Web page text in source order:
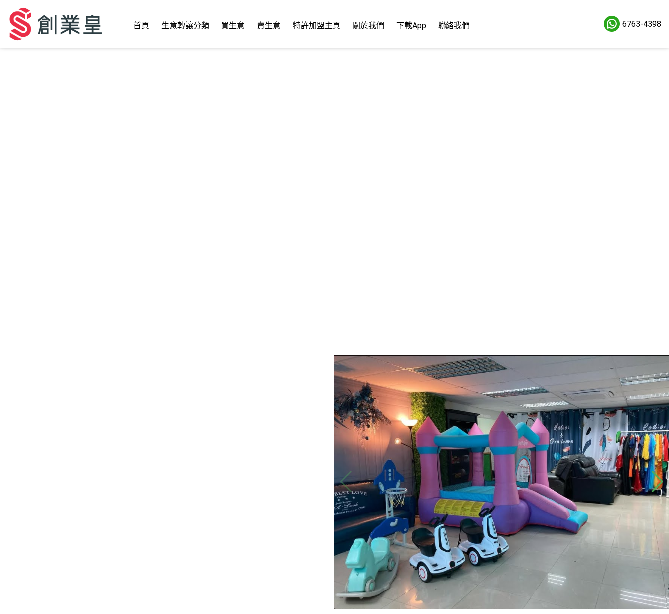
首頁 生意轉讓分類 買生意 賣生意 特許加盟主頁 關於我們 下載App 聯絡我們 6763-4398